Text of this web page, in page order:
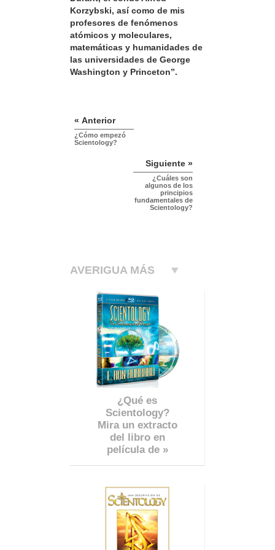
Korzybski, así como de mis
profesores de fenómenos
atómicos y moleculares,
matemáticas y humanidades de
las universidades de George
Washington y Princeton”.
« Anterior
¿Cómo empezó
Scientology?
Siguiente »
¿Cuáles son
algunos de los
principios
fundamentales de
Scientology?
AVERIGUA MÁS
¿Qué es
Scientology?
Mira un extracto
del libro en
película de »